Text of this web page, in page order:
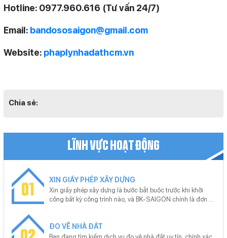
Hotline: 0977.960.616 (Tư vấn 24/7)
Email: bandososaigon@gmail.com
Website: phaplynhadathcm.vn
Chia sẻ:
LĨNH VỰC HOẠT ĐỘNG
01
XIN GIẤY PHÉP XÂY DỰNG
Xin giấy phép xây dựng là bước bắt buộc trước khi khởi
công bất kỳ công trình nào, và BK-SAIGON chính là đơn vị
cho nhiều loại công trình từ nhà ở riêng lẻ, nhà phố đến dự
án lớn, BK-SAIGON cam kết hỗ trợ trọn gói từ khâu tư vấn,
ĐO VẼ NHÀ ĐẤT